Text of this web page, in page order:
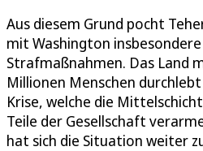
Aus diesem Grund pocht
mit Washington
Strafmaßnahmen. Das Land
Millionen Menschen
Krise, welche die
Teile der Gesellschaft
hat sich die Situation weiter